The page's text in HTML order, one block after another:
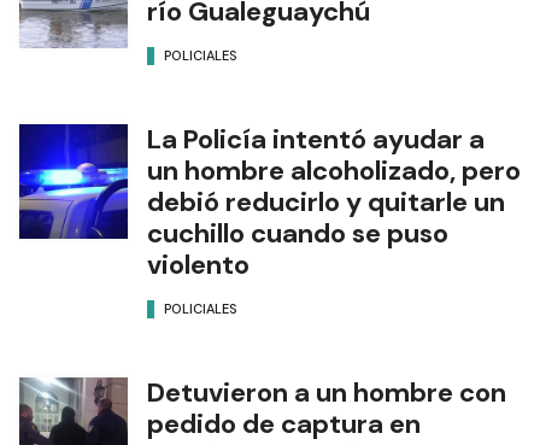
río Gualeguaychú
POLICIALES
La Policía intentó ayudar a
un hombre alcoholizado, pero
debió reducirlo y quitarle un
cuchillo cuando se puso
violento
POLICIALES
Detuvieron a un hombre con
pedido de captura en